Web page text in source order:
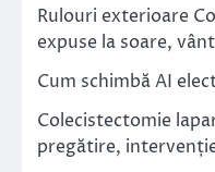
Rulouri exterioare
expuse la soare,
Cum schimbă AI
Colecistectomie
pregătire,